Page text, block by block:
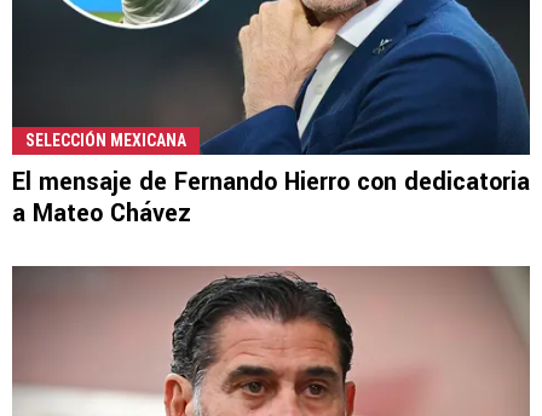
SELECCIÓN MEXICANA
El mensaje de Fernando Hierro con dedicatoria
a Mateo Chávez